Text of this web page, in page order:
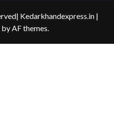
Kedarkhandexpress.in |
by AF themes.